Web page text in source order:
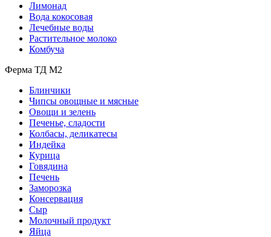
Лимонад
Вода кокосовая
Лечебные воды
Растительное молоко
Комбуча
Ферма ТД М2
Блинчики
Чипсы овощные и мясные
Овощи и зелень
Печенье, сладости
Колбасы, деликатесы
Индейка
Курица
Говядина
Печень
Заморозка
Консервация
Сыр
Молочный продукт
Яйца